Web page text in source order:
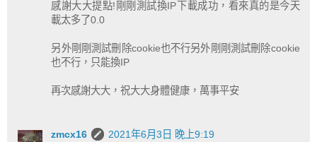
感謝大大提點!剛剛測試換IP下載成功，看來真的是今天
載太多了0.0
另外剛剛測試刪除cookie也不行另外剛剛測試刪除cookie
也不行，只能換IP
再次感謝大大，祝大大身體健康，萬事平安
zmcx16
2021年6月3日 晚上9:19